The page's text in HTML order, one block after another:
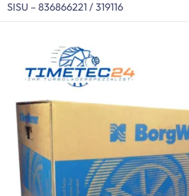
SISU – 836866221 / 319116